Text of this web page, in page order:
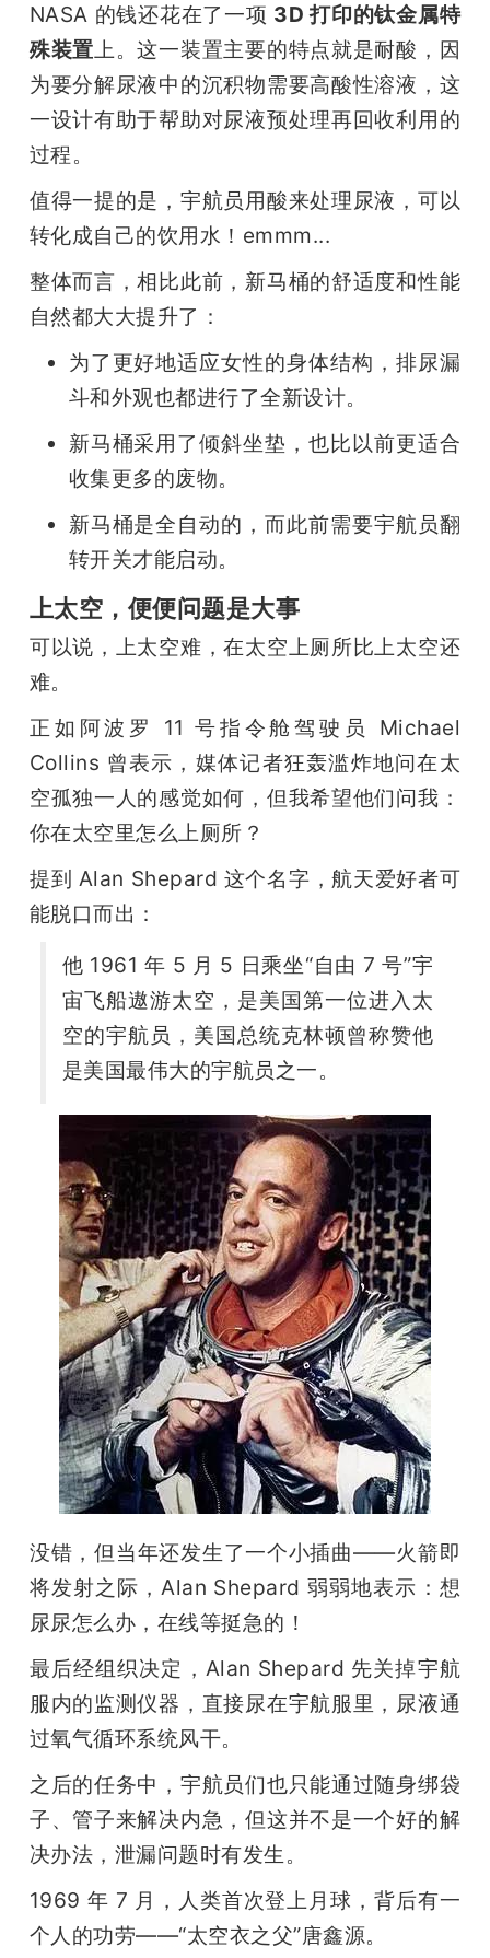
NASA 的钱还花在了一项 3D 打印的钛金属特
殊装置上。这一装置主要的特点就是耐酸，因
为要分解尿液中的沉积物需要高酸性溶液，这
一设计有助于帮助对尿液预处理再回收利用的
过程。
值得一提的是，宇航员用酸来处理尿液，可以
转化成自己的饮用水！emmm...
整体而言，相比此前，新马桶的舒适度和性能
自然都大大提升了：
为了更好地适应女性的身体结构，排尿漏
斗和外观也都进行了全新设计。
新马桶采用了倾斜坐垫，也比以前更适合
收集更多的废物。
新马桶是全自动的，而此前需要宇航员翻
转开关才能启动。
上太空，便便问题是大事
可以说，上太空难，在太空上厕所比上太空还
难。
正如阿波罗 11 号指令舱驾驶员 Michael
Collins 曾表示，媒体记者狂轰滥炸地问在太
空孤独一人的感觉如何，但我希望他们问我：
你在太空里怎么上厕所？
提到 Alan Shepard 这个名字，航天爱好者可
能脱口而出：
他 1961 年 5 月 5 日乘坐“自由 7 号”宇
宙飞船遨游太空，是美国第一位进入太
空的宇航员，美国总统克林顿曾称赞他
是美国最伟大的宇航员之一。
没错，但当年还发生了一个小插曲——火箭即
将发射之际，Alan Shepard 弱弱地表示：想
尿尿怎么办，在线等挺急的！
最后经组织决定，Alan Shepard 先关掉宇航
服内的监测仪器，直接尿在宇航服里，尿液通
过氧气循环系统风干。
之后的任务中，宇航员们也只能通过随身绑袋
子、管子来解决内急，但这并不是一个好的解
决办法，泄漏问题时有发生。
1969 年 7 月，人类首次登上月球，背后有一
个人的功劳——“太空衣之父”唐鑫源。